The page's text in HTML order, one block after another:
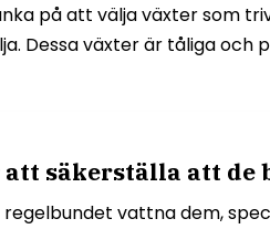
på att välja växter som
Dessa växter är tåliga
säkerställa att de
vattna dem,